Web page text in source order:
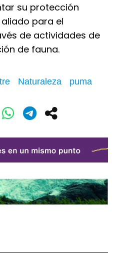
su protección
para el
de actividades de
de fauna.
Naturaleza puma